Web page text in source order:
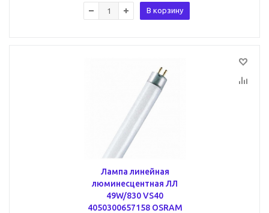
В корзину
Лампа линейная
люминесцентная ЛЛ
49W/830 VS40
4050300657158 OSRAM